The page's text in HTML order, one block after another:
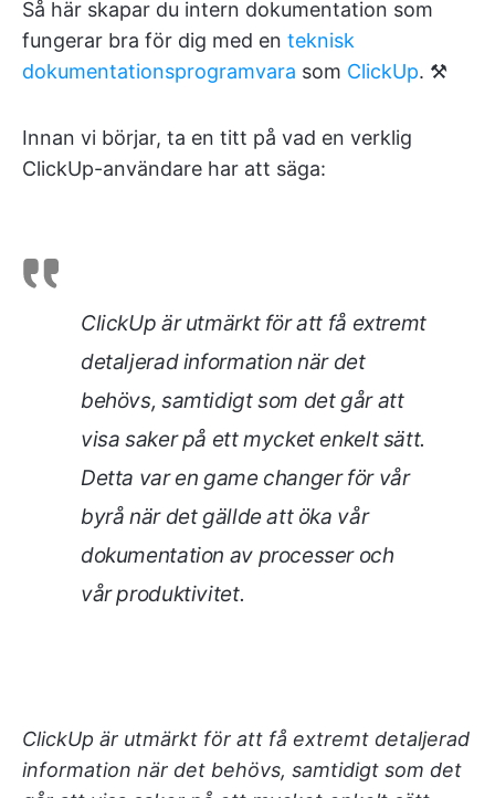
Så här skapar du intern dokumentation som
fungerar bra för dig med en teknisk
dokumentationsprogramvara som ClickUp. ⚒️
Innan vi börjar, ta en titt på vad en verklig
ClickUp-användare har att säga:
ClickUp är utmärkt för att få extremt
detaljerad information när det
behövs, samtidigt som det går att
visa saker på ett mycket enkelt sätt.
Detta var en game changer för vår
byrå när det gällde att öka vår
dokumentation av processer och
vår produktivitet.
ClickUp är utmärkt för att få extremt detaljerad
information när det behövs, samtidigt som det